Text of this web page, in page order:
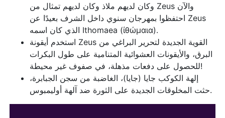
وكان لديهم ملاذ وكان لديهم تمثال من Zeus والآن
احتفظوا بمهرجان سنوي داخل الشرف بعيدًا عن Zeus
الذي كان اسمه Ithomaea (ἰθώμαια).
استخدم أيقونة Zeus القوية الجديدة لتحرير البراغي من
البرق، والأيقونات العشوائية المتنامية على طول البكرات
للحصول على دفعات مذهلة، في صفوف غير محيطة!
إلهة الكوكب جايا (جايا)، الغاضبة من سجن الجبابرة،
حثت المخلوقات الجديدة على الثورة ضد آلهة أوليمبوس.